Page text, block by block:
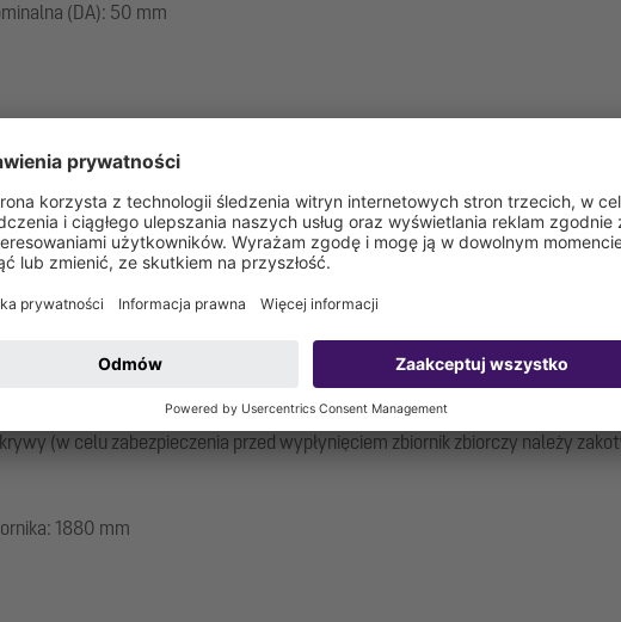
(DA): 50 mm
elektryczne, części łączące do podłączenia w miejscu instalacji)
pochylenia o 5 stopni
(w celu zabezpieczenia przed wypłynięciem zbiornik zbiorczy należy
1880 mm